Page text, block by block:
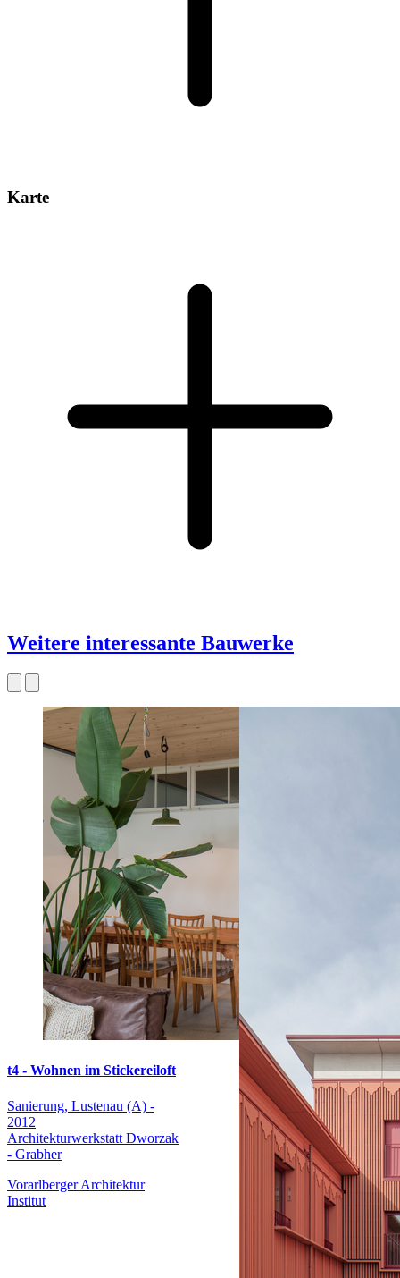
Karte
Weitere interessante Bauwerke
t4 - Wohnen im Stickereiloft
Sanierung, Lustenau (A) -
2012
Architekturwerkstatt Dworzak
- Grabher
Vorarlberger Architektur
Institut